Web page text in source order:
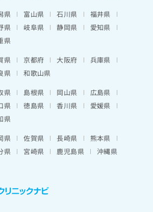
県 富山県 石川県
福井県
県
岐阜県 静岡県
愛知県
県
県 京都府 大阪府
兵庫県
県
和歌山県
県 島根県 岡山県
広島県
県
徳島県 香川県
愛媛県
県
県 佐賀県 長崎県
熊本県
県
宮崎県 鹿児島県 沖縄県